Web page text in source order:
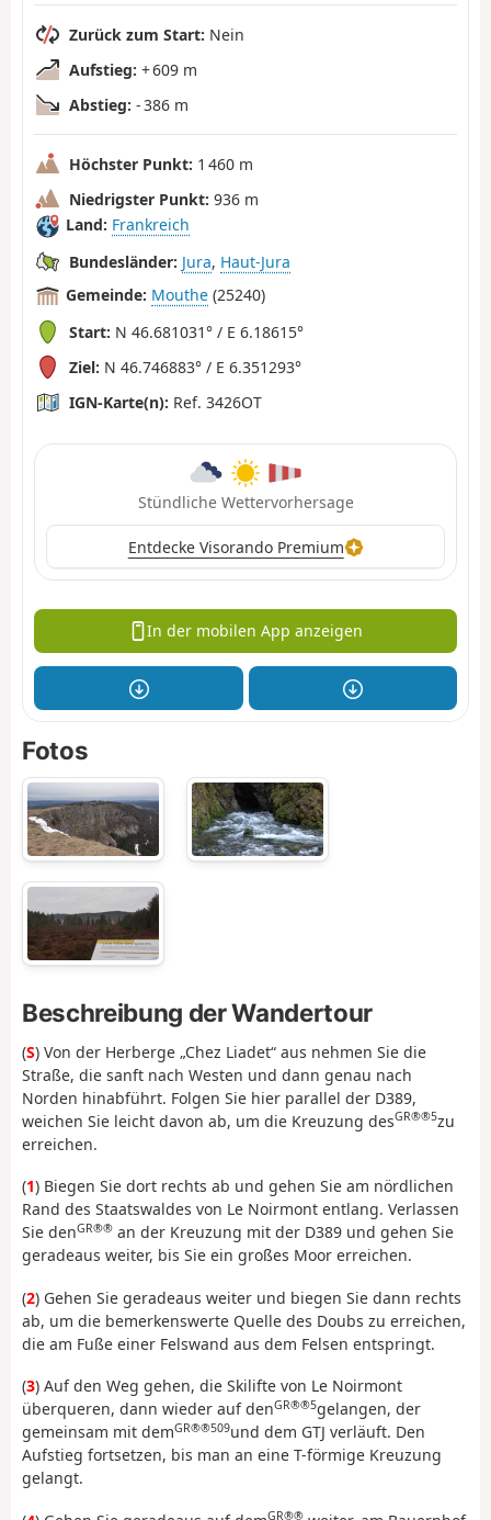
Zurück zum Start: Nein
Aufstieg: + 609 m
Abstieg: - 386 m
Höchster Punkt: 1 460 m
Niedrigster Punkt: 936 m
Land: Frankreich
Bundesländer: Jura, Haut-Jura
Gemeinde: Mouthe (25240)
Start: N 46.681031° / E 6.18615°
Ziel: N 46.746883° / E 6.351293°
IGN-Karte(n): Ref. 3426OT
Stündliche Wettervorhersage
Entdecke Visorando Premium
In der mobilen App anzeigen
Fotos
Beschreibung der Wandertour
(S) Von der Herberge „Chez Liadet“ aus nehmen Sie die
Straße, die sanft nach Westen und dann genau nach
Norden hinabführt. Folgen Sie hier parallel der D389,
weichen Sie leicht davon ab, um die Kreuzung desGR®®5zu
erreichen.
(1) Biegen Sie dort rechts ab und gehen Sie am nördlichen
Rand des Staatswaldes von Le Noirmont entlang. Verlassen
Sie denGR®® an der Kreuzung mit der D389 und gehen Sie
geradeaus weiter, bis Sie ein großes Moor erreichen.
(2) Gehen Sie geradeaus weiter und biegen Sie dann rechts
ab, um die bemerkenswerte Quelle des Doubs zu erreichen,
die am Fuße einer Felswand aus dem Felsen entspringt.
(3) Auf den Weg gehen, die Skilifte von Le Noirmont
überqueren, dann wieder auf denGR®®5gelangen, der
gemeinsam mit demGR®®509und dem GTJ verläuft. Den
Aufstieg fortsetzen, bis man an eine T-förmige Kreuzung
gelangt.
GR®®